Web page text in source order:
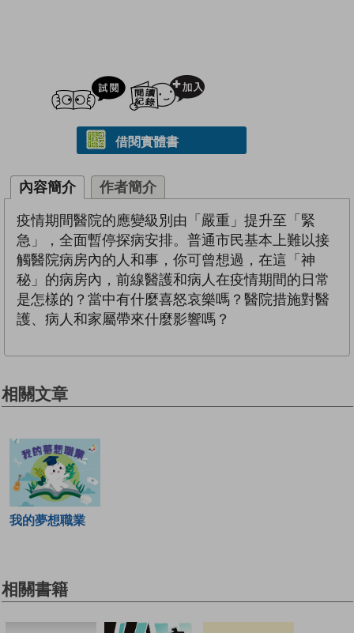
試閲
借閱實體書
內容簡介 作者簡介
疫情期間醫院的應變級別由「嚴重」提升至「緊
急」，全面暫停探病安排。普通市民基本上難以接
觸醫院病房內的人和事，你可曾想過，在這「神
秘」的病房內，前線醫護和病人在疫情期間的日常
是怎樣的？當中有什麼喜怒哀樂嗎？醫院措施對醫
護、病人和家屬帶來什麼影響嗎？
相關文章
我的夢想職業
相關書籍